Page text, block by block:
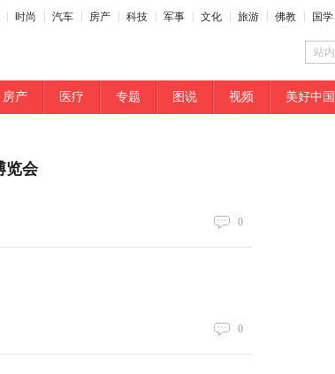
时尚 汽车 房产 科技 军事 文化 旅游 佛教 国学
站内
房产 医疗 专题 图说 视频 美好中国
览会
0
0